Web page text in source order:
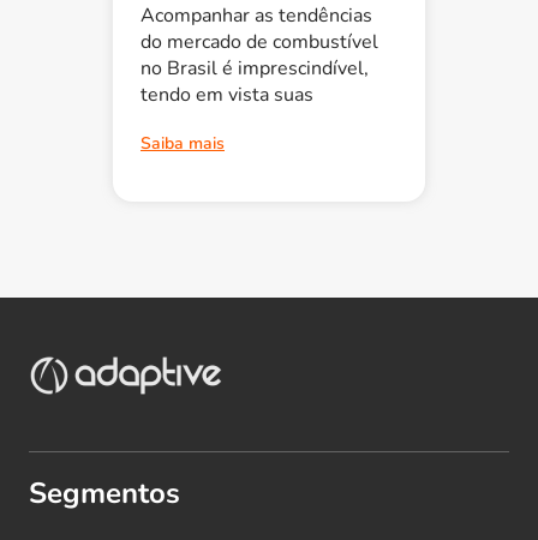
Acompanhar as tendências
do mercado de combustível
no Brasil é imprescindível,
tendo em vista suas
Saiba mais
Segmentos